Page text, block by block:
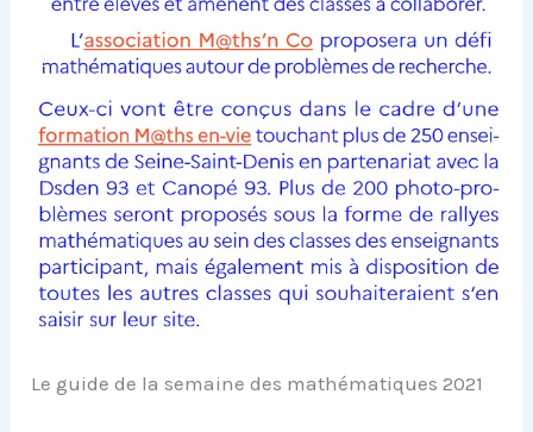
Le guide de la semaine des mathématiques 2021